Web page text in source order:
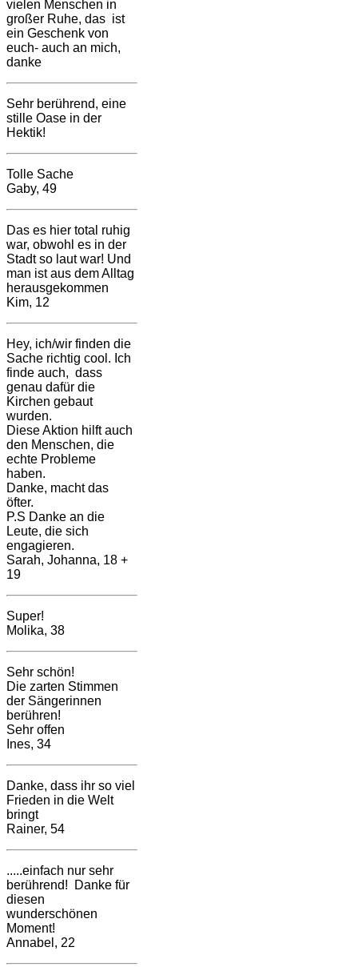
vielen Menschen in
großer Ruhe, das ist
ein Geschenk von
euch- auch an mich,
danke
Sehr berührend, eine
stille Oase in der
Hektik!
Tolle Sache
Gaby, 49
Das es hier total ruhig
war, obwohl es in der
Stadt so laut war! Und
man ist aus dem Alltag
herausgekommen
Kim, 12
Hey, ich/wir finden die
Sache richtig cool. Ich
finde auch, dass
genau dafür die
Kirchen gebaut
wurden.
Diese Aktion hilft auch
den Menschen, die
echte Probleme
haben.
Danke, macht das
öfter.
P.S Danke an die
Leute, die sich
engagieren.
Sarah, Johanna, 18 +
19
Super!
Molika, 38
Sehr schön!
Die zarten Stimmen
der Sängerinnen
berühren!
Sehr offen
Ines, 34
Danke, dass ihr so viel
Frieden in die Welt
bringt
Rainer, 54
.....einfach nur sehr
berührend! Danke für
diesen
wunderschönen
Moment!
Annabel, 22